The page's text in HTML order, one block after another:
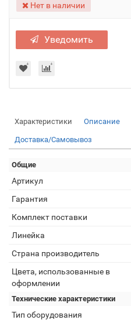
Нет в наличии
Уведомить
Характеристики Описание
Доставка/Самовывоз
Общие
Артикул
Гарантия
Комплект поставки
Линейка
Страна производитель
Цвета, использованные в
оформлении
Технические характеристики
Тип оборудования